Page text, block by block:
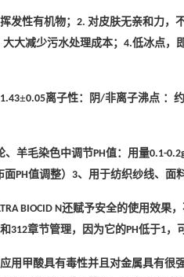
发性有机物； 2. 对皮肤无亲和力，
大大减少污水处理成本； 4.低冰点，
1.43±0.05离子性：阴/非离子沸点 ：
、羊毛染色中调节PH值：用量0.1-
面PH值调整） 3、用于纺织纱线、面
BIOCID N还赋予安全的使用效果
和312章节管理，因为它的PH低于1，
用甲酸具有毒性并且对金属具有很